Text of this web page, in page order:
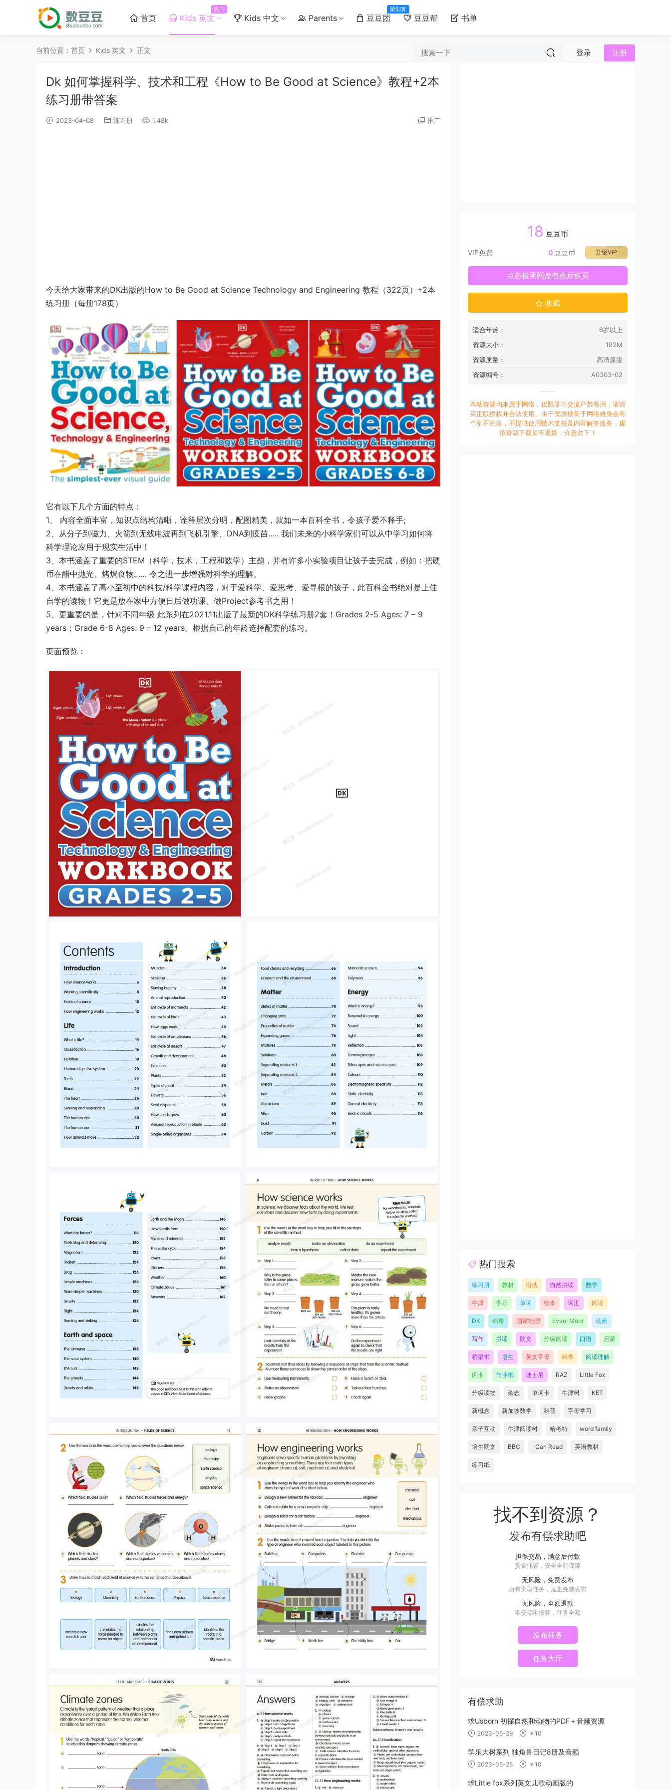
首页 Kids 英文
热门
Kids 中文 Parents 豆豆团
聚划算
豆豆帮 书单
登录 注册
当前位置： 首页 Kids 英文 正文
Dk 如何掌握科学、技术和工程《How to Be Good at Science》教程+2本
练习册带答案
2023-04-08 练习册 1.48k 推广
今天给大家带来的DK出版的How to Be Good at Science Technology and Engineering 教程（322页）+2本
练习册（每册178页）
它有以下几个方面的特点：
1、 内容全面丰富，知识点结构清晰，诠释层次分明，配图精美，就如一本百科全书，令孩子爱不释手;
2、从分子到磁力、火箭到无线电波再到飞机引擎、DNA到疫苗….. 我们未来的小科学家们可以从中学习如何将
科学理论应用于现实生活中！
3、本书涵盖了重要的STEM（科学，技术，工程和数学）主题，并有许多小实验项目让孩子去完成，例如：把硬
币在醋中抛光、烤焗食物…… 令之进一步增强对科学的理解。
4、本书涵盖了高小至初中的科技/科学课程内容，对于爱科学、爱思考、爱寻根的孩子，此百科全书绝对是上佳
自学的读物！它更是放在家中方便日后做功课、做Project参考书之用！
5、更重要的是，针对不同年级 此系列在2021.11出版了最新的DK科学练习册2套！Grades 2-5 Ages: 7 – 9
years；Grade 6-8 Ages: 9 – 12 years。根据自己的年龄选择配套的练习。
页面预览：
18 豆豆币
VIP免费 升级VIP
0 豆豆币
点击检测网盘有效后购买
收藏
适合年龄：
6岁以上
资源大小：
192M
资源质量：
高清原版
资源编号：
A0303-02
本站资源均来源于网络，仅限学习交流严禁商用，请购
买正版授权并合法使用。由于资源搜集于网络难免会有
个别不完美，不提供使用技术支持及内容解答服务，虚
拟资源下载后不退换，介意勿下！
热门搜索
练习册 教材 语法 自然拼读 数学
牛津 学乐 单词 绘本 词汇 阅读
DK 剑桥 国家地理 Evan-Moor 动画
写作 拼读 朗文 分级阅读 口语 启蒙
桥梁书 培生 英文字母 科学 阅读理解
闪卡 作业纸 迪士尼 RAZ Little Fox
分级读物 杂志 单词卡 牛津树 KET
新概念 新加坡数学 科普 字母学习
亲子互动 牛津阅读树 哈考特 word family
培生朗文 BBC I Can Read 英语教材
练习纸
找不到资源？
发布有偿求助吧
担保交易，满意后付款
赏金托管，安全全程保障
无风险，免费发布
所有类型任务，雇主免费发布
无风险，全额退款
零交稿零投标，任务全额
发布任务
任务大厅
有偿求助
求Usborn 初探自然和动物的PDF＋音频资源
2023-05-29 ￥10
学乐大树系列 独角兽日记8册及音频
2023-05-25 ￥10
求Little fox系列英文儿歌动画版的